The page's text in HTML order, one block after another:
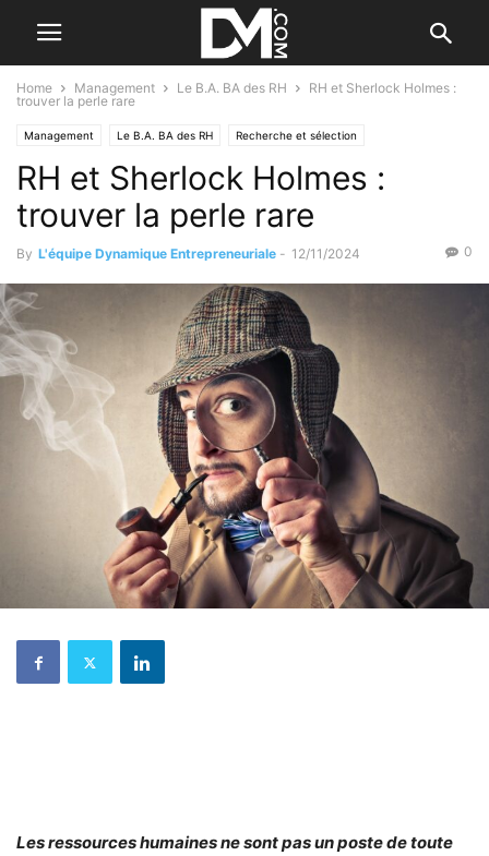
Home Management Le B.A. BA des RH
RH et Sherlock Holmes :
trouver la perle rare
Management Le B.A. BA des RH Recherche et sélection
RH et Sherlock Holmes :
trouver la perle rare
By L'équipe Dynamique Entrepreneuriale - 12/11/2024 0
Les ressources humaines ne sont pas un poste de toute